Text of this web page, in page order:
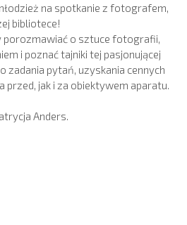
na spotkanie z fotografem,
bibliotece!
porozmawiać o sztuce fotografii,
i poznać tajniki tej pasjonującej
zadania pytań, uzyskania cennych
jak i za obiektywem aparatu.
Anders.